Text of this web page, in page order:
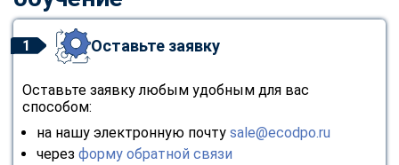
1 Оставьте заявку
Оставьте заявку любым удобным для вас
способом:
на нашу электронную почту sale@ecodpo.ru
через форму обратной связи